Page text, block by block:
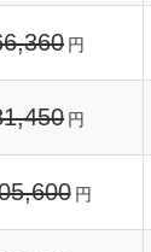
円
円
円